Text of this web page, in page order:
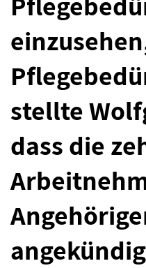
stellte
dass die